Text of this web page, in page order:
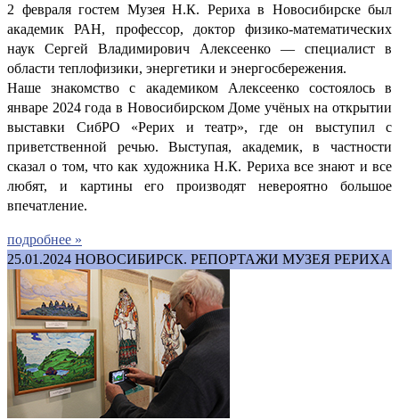
2 февраля гостем Музея Н.К. Рериха в Новосибирске был
академик РАН, профессор, доктор физико-математических
наук Сергей Владимирович Алексеенко — специалист в
области теплофизики, энергетики и энергосбережения.
Наше знакомство с академиком Алексеенко состоялось в
январе 2024 года в Новосибирском Доме учёных на открытии
выставки СибРО «Рерих и театр», где он выступил с
приветственной речью. Выступая, академик, в частности
сказал о том, что как художника Н.К. Рериха все знают и все
любят, и картины его производят невероятно большое
впечатление.
подробнее »
25.01.2024 НОВОСИБИРСК. РЕПОРТАЖИ МУЗЕЯ РЕРИХА